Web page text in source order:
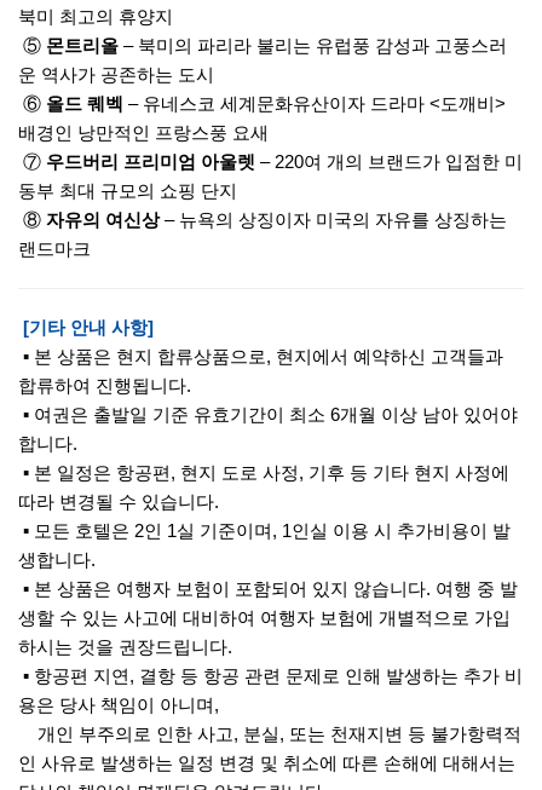
북미 최고의 휴양지
⑤ 몬트리올 – 북미의 파리라 불리는 유럽풍 감성과 고풍스러
운 역사가 공존하는 도시
⑥ 올드 퀘벡 – 유네스코 세계문화유산이자 드라마 <도깨비>
배경인 낭만적인 프랑스풍 요새
⑦ 우드버리 프리미엄 아울렛 – 220여 개의 브랜드가 입점한 미
동부 최대 규모의 쇼핑 단지
⑧ 자유의 여신상– 뉴욕의 상징이자 미국의 자유를 상징하는
랜드마크
[기타 안내 사항]
▪ 본 상품은 현지 합류상품으로, 현지에서 예약하신 고객들과
합류하여 진행됩니다.
▪ 여권은 출발일 기준 유효기간이 최소 6개월 이상 남아 있어야
합니다.
▪ 본 일정은 항공편, 현지 도로 사정, 기후 등 기타 현지 사정에
따라 변경될 수 있습니다.
▪ 모든 호텔은 2인 1실 기준이며, 1인실 이용 시 추가비용이 발
생합니다.
▪ 본 상품은 여행자 보험이 포함되어 있지 않습니다. 여행 중 발
생할 수 있는 사고에 대비하여 여행자 보험에 개별적으로 가입
하시는 것을 권장드립니다.
▪ 항공편 지연, 결항 등 항공 관련 문제로 인해 발생하는 추가 비
용은 당사 책임이 아니며,
개인 부주의로 인한 사고, 분실, 또는 천재지변 등 불가항력적
인 사유로 발생하는 일정 변경 및 취소에 따른 손해에 대해서는